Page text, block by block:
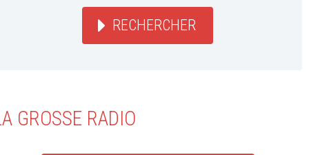
RECHERCHER
GROSSE RADIO